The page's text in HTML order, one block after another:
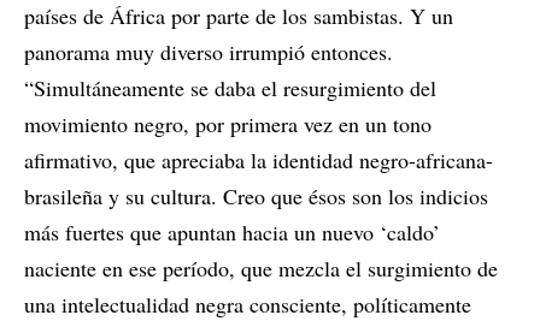
países de África por parte de los sambistas. Y un
panorama muy diverso irrumpió entonces.
“Simultáneamente se daba el resurgimiento del
movimiento negro, por primera vez en un tono
afirmativo, que apreciaba la identidad negro-africana-
brasileña y su cultura. Creo que ésos son los indicios
más fuertes que apuntan hacia un nuevo ‘caldo’
naciente en ese período, que mezcla el surgimiento de
una intelectualidad negra consciente, políticamente